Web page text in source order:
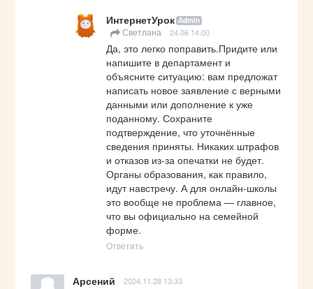
ИнтернетУрок Admin
Светлана 24.06 14:00
Да, это легко поправить.Придите или
напишите в департамент и
объясните ситуацию: вам предложат
написать новое заявление с верными
данными или дополнение к уже
поданному. Сохраните
подтверждение, что уточнённые
сведения приняты. Никаких штрафов
и отказов из-за опечатки не будет.
Органы образования, как правило,
идут навстречу. А для онлайн-школы
это вообще не проблема — главное,
что вы официально на семейной
форме.
Ответить
Арсений 2024.11.28 13:33